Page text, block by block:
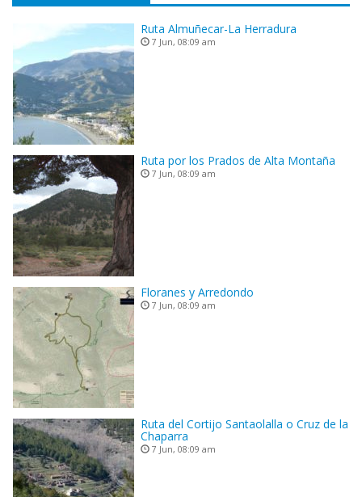
Ruta Almuñecar-La Herradura
7 Jun, 08:09 am
Ruta por los Prados de Alta Montaña
7 Jun, 08:09 am
Floranes y Arredondo
7 Jun, 08:09 am
Ruta del Cortijo Santaolalla o Cruz de la
Chaparra
7 Jun, 08:09 am